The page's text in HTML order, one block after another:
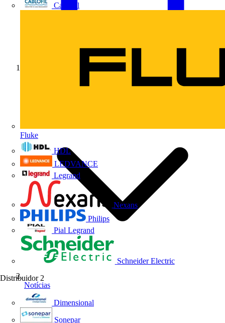
Cablofil
Fluke
HDL
LEDVANCE
Legrand
Nexans
Philips
Pial Legrand
Schneider Electric
Distribuidor 2
Dimensional
Sonepar
Notícias